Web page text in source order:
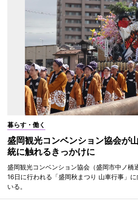
暮らす・働く
盛岡観光コンベンション協会が
統に触れるきっかけに
盛岡観光コンベンション協会（盛岡市中ノ橋
16日に行われる「盛岡秋まつり 山車行事」
いる。